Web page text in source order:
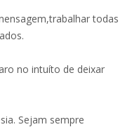
todas
no intuíto de deixar
Sejam sempre